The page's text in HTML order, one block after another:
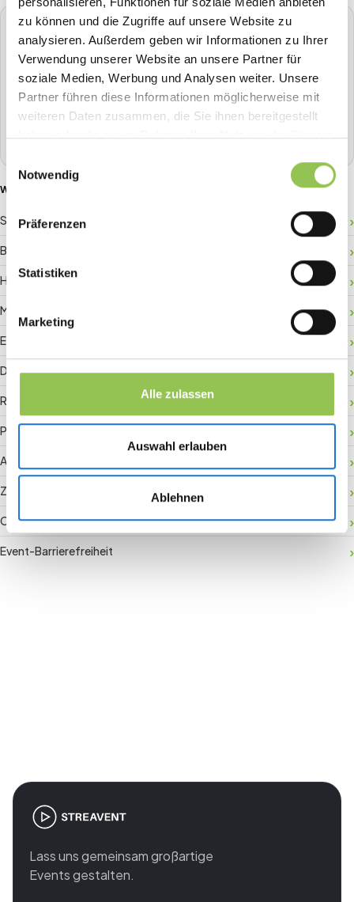
zu können und die Zugriffe auf unsere Website zu
analysieren. Außerdem geben wir Informationen zu Ihrer
Verwendung unserer Website an unsere Partner für
soziale Medien, Werbung und Analysen weiter. Unsere
Partner führen diese Informationen möglicherweise mit
weiteren Daten zusammen, die Sie ihnen bereitgestellt
haben oder die sie im Rahmen Ihrer Nutzung der Dienste
Notwendig
Präferenzen
Statistiken
Marketing
Alle zulassen
Auswahl erlauben
Ablehnen
STREAVENT
Die All-in-One Event-Plattform
Planen, Tickets verkaufen, Check-in, Streaming, Badge-
Druck und mehr - alles aus einer Hand.
WEITERE GLOSSAR-BEGRIFFE
Sponsor-ROI
Besucherlenkung
Hallenplan
Matchmaking
Event-Daten
Digitaler Check-in
RFID-Badge
Payment Gateway
Aktivierung vor Ort
Zuschauerbindung
Conversion Rate
Event-Barrierefreiheit
Lass uns gemeinsam großartige
Events gestalten.